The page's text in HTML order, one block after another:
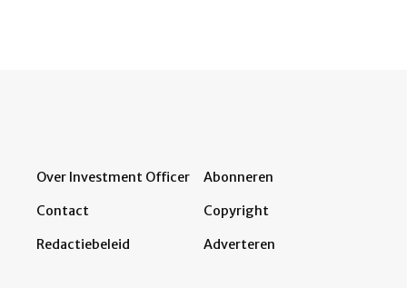
Over Investment Officer
Contact
Redactiebeleid
Abonneren
Copyright
Adverteren